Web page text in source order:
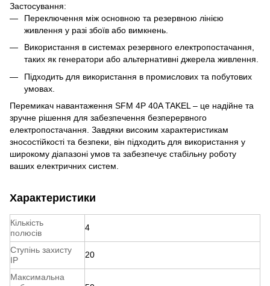
Застосування:
Переключення між основною та резервною лінією
живлення у разі збоїв або вимкнень.
Використання в системах резервного електропостачання,
таких як генератори або альтернативні джерела живлення.
Підходить для використання в промислових та побутових
умовах.
Перемикач навантаження SFM 4P 40A TAKEL – це надійне та
зручне рішення для забезпечення безперервного
електропостачання. Завдяки високим характеристикам
зносостійкості та безпеки, він підходить для використання у
широкому діапазоні умов та забезпечує стабільну роботу
ваших електричних систем.
Характеристики
Кількість
полюсів
4
Ступінь захисту
IP
20
Максимальна